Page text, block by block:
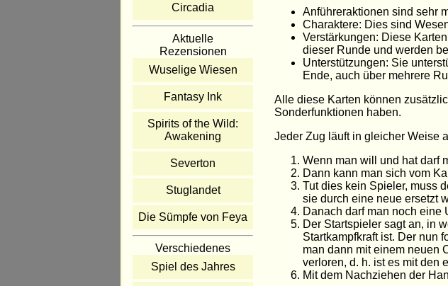
Circadia
Aktuelle
Rezensionen
Wuselige Wiesen
Fantasy Ink
Spirits of the Wild:
Awakening
Severton
Stuglandet
Die Sümpfe von Feya
Verschiedenes
Spiel des Jahres
Anführeraktionen sind sehr
Charaktere: Dies sind
Verstärkungen: Diese
dieser Runde und werden
Unterstützungen: Sie
Ende, auch über mehrere
Alle diese Karten können
Sonderfunktionen haben.
Jeder Zug läuft in gleicher Weise
Wenn man will und hat darf
Dann kann man sich vom
Tut dies kein Spieler, muss
sie durch eine neue ersetzt
Danach darf man noch eine
Der Startspieler sagt an, in
Startkampfkraft ist. Der nun
man dann mit einem neuen
verloren, d. h. ist es mit den
Mit dem Nachziehen der